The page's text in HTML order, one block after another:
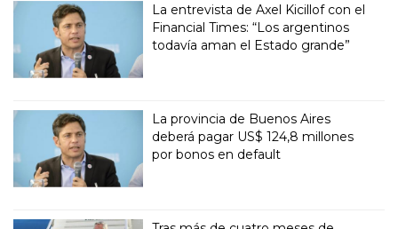
La entrevista de Axel Kicillof con el
Financial Times: “Los argentinos
todavía aman el Estado grande”
La provincia de Buenos Aires
deberá pagar US$ 124,8 millones
por bonos en default